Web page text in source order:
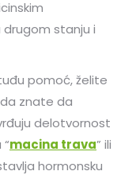
stanju i
pomoć, želite
znate da
delotvornost
macina trava” ili
hormonsku